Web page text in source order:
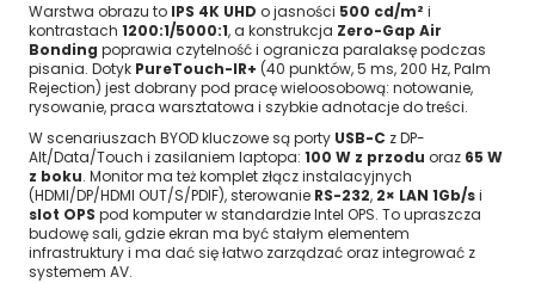
Warstwa obrazu to IPS 4K UHD o jasności 500 cd/m² i
kontrastach 1200:1/5000:1, a konstrukcja Zero-Gap Air
Bonding poprawia czytelność i ogranicza paralaksę podczas
pisania. Dotyk PureTouch-IR+ (40 punktów, 5 ms, 200 Hz, Palm
Rejection) jest dobrany pod pracę wieloosobową: notowanie,
rysowanie, praca warsztatowa i szybkie adnotacje do treści.
W scenariuszach BYOD kluczowe są porty USB-C z DP-
Alt/Data/Touch i zasilaniem laptopa: 100 W z przodu oraz 65 W
z boku. Monitor ma też komplet złącz instalacyjnych
(HDMI/DP/HDMI OUT/S/PDIF), sterowanie RS-232, 2× LAN 1Gb/si
slot OPS pod komputer w standardzie Intel OPS. To upraszcza
budowę sali, gdzie ekran ma być stałym elementem
infrastruktury i ma dać się łatwo zarządzać oraz integrować z
systemem AV.